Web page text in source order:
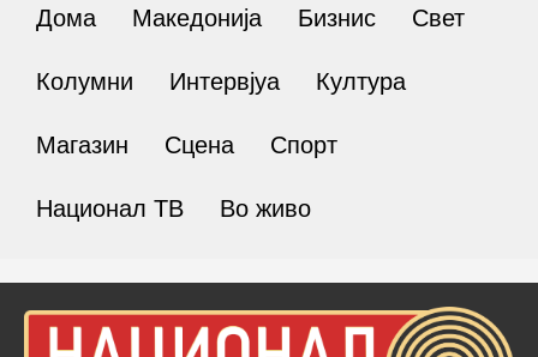
Дома Македонија Бизнис Свет
Колумни Интервјуа Култура
Магазин Сцена Спорт
Национал ТВ Во живо